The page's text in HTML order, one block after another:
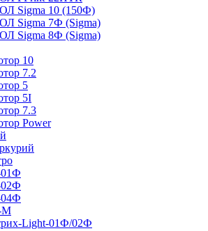
Sigma 10 (150Ф)
Sigma 7Ф (Sigma)
Sigma 8Ф (Sigma)
10
7.2
5
5I
7.3
Power
М
Light-01Ф/02Ф